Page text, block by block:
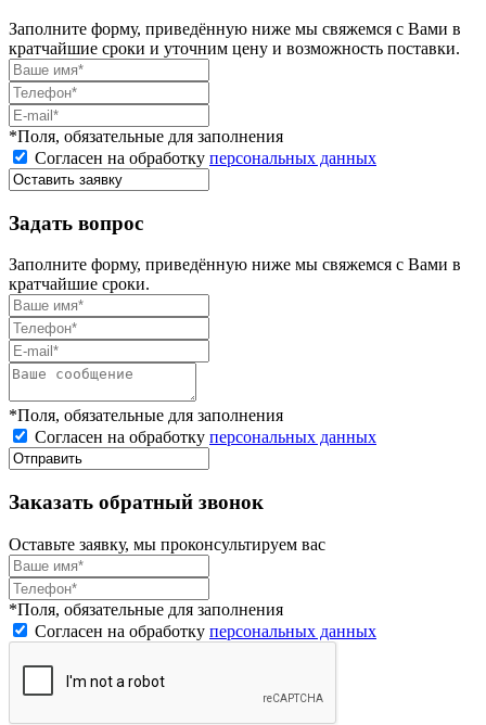
Заполните форму, приведённую ниже мы свяжемся с Вами в
кратчайшие сроки и уточним цену и возможность поставки.
*Поля, обязательные для заполнения
Согласен на обработку персональных данных
Задать вопрос
Заполните форму, приведённую ниже мы свяжемся с Вами в
кратчайшие сроки.
*Поля, обязательные для заполнения
Согласен на обработку персональных данных
Заказать обратный звонок
Оставьте заявку, мы проконсультируем вас
*Поля, обязательные для заполнения
Согласен на обработку персональных данных